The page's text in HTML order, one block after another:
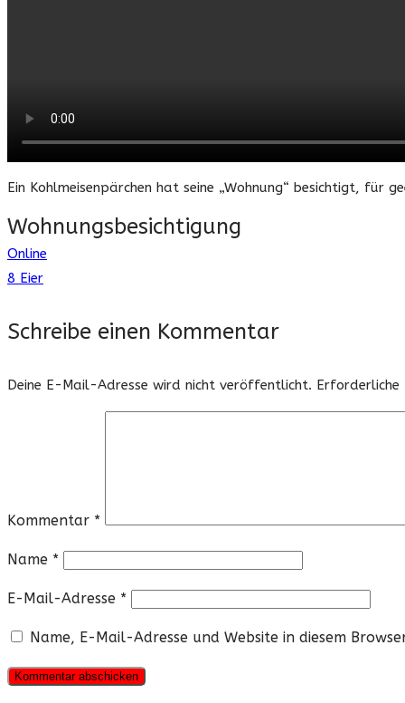
Ein Kohlmeisenpärchen hat seine „Wohnung“ besichtigt, für
Wohnungsbesichtigung
Beitragsnavigation
Online
8 Eier
Schreibe einen Kommentar
Deine E-Mail-Adresse wird nicht veröffentlicht. Erforderliche
Kommentar *
Name *
E-Mail-Adresse *
Name, E-Mail-Adresse und Website in diesem